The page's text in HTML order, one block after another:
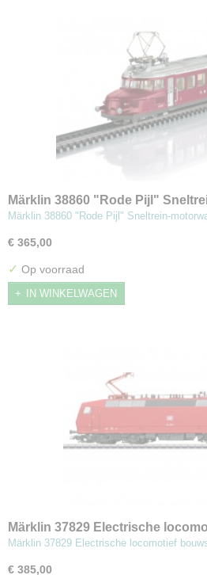
Märklin 38860 "Rode Pijl"
RCe 2/4
Märklin 38860 "Rode Pijl" Sneltrein-
€ 365,00
✓ Op voorraad
IN WINKELWAGEN
Märklin 37829 Electrische
MHI
Märklin 37829 Electrische locomotief
€ 385,00